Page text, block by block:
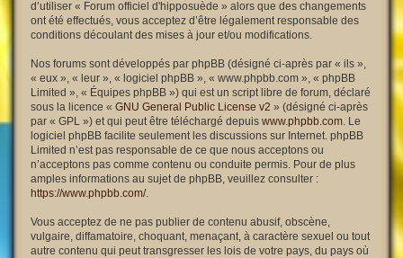
d’utiliser « Forum officiel d'hipposuède » alors que des changements
ont été effectués, vous acceptez d’être légalement responsable des
conditions découlant des mises à jour et/ou modifications.
Nos forums sont développés par phpBB (désigné ci-après par « ils »,
« eux », « leur », « logiciel phpBB », « www.phpbb.com », « phpBB
Limited », « Équipes phpBB ») qui est un script libre de forum, déclaré
sous la licence « GNU General Public License v2 » (désigné ci-après
par « GPL ») et qui peut être téléchargé depuis www.phpbb.com. Le
logiciel phpBB facilite seulement les discussions sur Internet. phpBB
Limited n’est pas responsable de ce que nous acceptons ou
n’acceptons pas comme contenu ou conduite permis. Pour de plus
amples informations au sujet de phpBB, veuillez consulter :
https://www.phpbb.com/.
Vous acceptez de ne pas publier de contenu abusif, obscène,
vulgaire, diffamatoire, choquant, menaçant, à caractère sexuel ou tout
autre contenu qui peut transgresser les lois de votre pays, du pays où